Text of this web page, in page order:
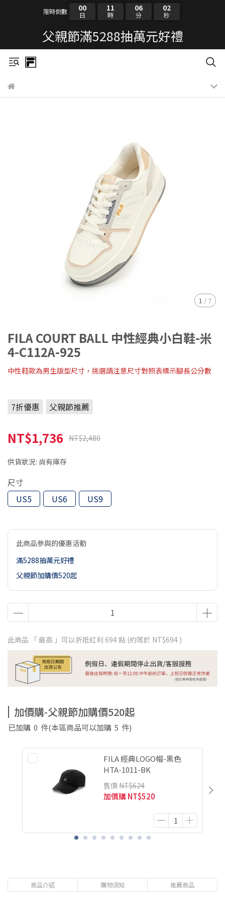
限時倒數 00
日
11
時
06
分
02
秒
父親節滿5288抽萬元好禮
1 / 7
FILA COURT BALL 中性經典小白鞋-米
4-C112A-925
中性鞋款為男生版型尺寸，挑選請注意尺寸對照表標示腳長公分數
7折優惠 父親節推薦
NT$1,736 NT$2,480
供貨狀況: 尚有庫存
尺寸
US5
US6 US9
此商品參與的優惠活動
滿5288抽萬元好禮
父親節加購價520起
此商品 「 最高 」可以折抵紅利 694點 (約等於 NT$694 )
加價購-父親節加購價520起
已加購 0 件(本區商品可以加購 5 件)
FILA 經典LOGO帽-黑色
HTA-1011-BK
售價 NT$624
加價購NT$520
商品介紹 購物須知 推薦商品